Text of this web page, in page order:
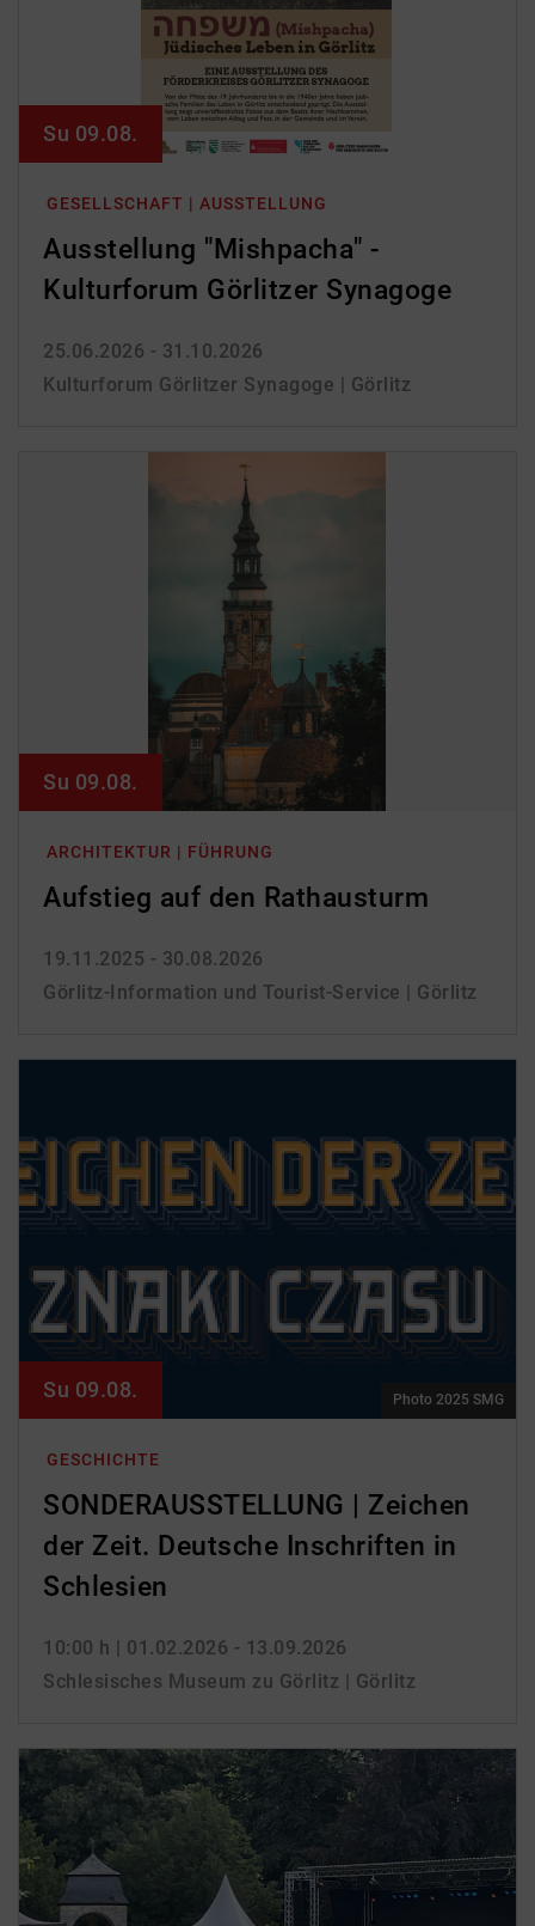
GESELLSCHAFT | AUSSTELLUNG
Ausstellung "Mishpacha" -
Kulturforum Görlitzer Synagoge
25.06.2026 - 31.10.2026
Kulturforum Görlitzer Synagoge | Görlitz
Su 09.08.
ARCHITEKTUR | FÜHRUNG
Aufstieg auf den Rathausturm
19.11.2025 - 30.08.2026
Görlitz-Information und Tourist-Service | Görlitz
Su 09.08.
GESCHICHTE
SONDERAUSSTELLUNG | Zeichen
der Zeit. Deutsche Inschriften in
Schlesien
10:00 h | 01.02.2026 - 13.09.2026
Schlesisches Museum zu Görlitz | Görlitz
Su 09.08. Photo 2025 SMG